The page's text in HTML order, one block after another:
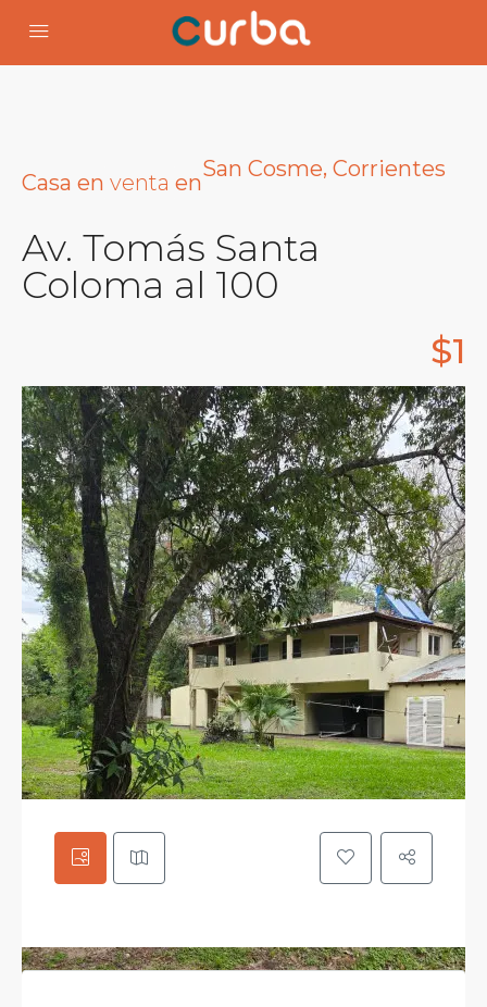
Casa en venta en
San Cosme, Corrientes
Av. Tomás Santa
Coloma al 100
$1